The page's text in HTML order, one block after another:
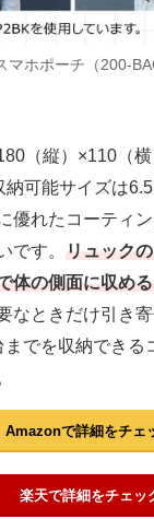
マホポーチ（200-
（縦）×110（横
可能サイズは6.5
優れたコーティ
です。 リュック
体の側面に収め
なときだけ引き
までを収納できる
Amazonで詳細をチェ
楽天で詳細をチェッ